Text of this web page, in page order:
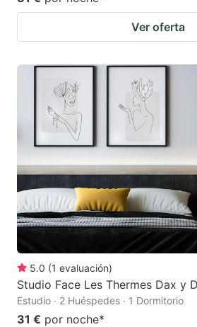
Ver oferta
5.0 (1 evaluación)
Studio Face Les Thermes Dax y
Estudio · 2 Huéspedes · 1 Dormitorio
31 € por noche*